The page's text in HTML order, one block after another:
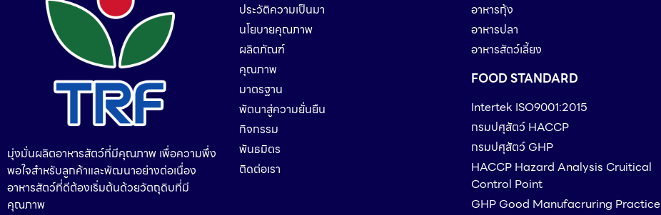
มุ่งมั่นผลิตอาหารสัตว์ที่มีคุณภาพ เพื่อความพึ่ง
พอใจสำหรับลูกค้าและพัฒนาอย่างต่อเนื่อง
อาหารสัตว์ที่ดีต้องเริ่มต้นด้วยวัตถุดิบที่มี
คุณภาพ
ประวัติความเป็นมา
นโยบายคุณภาพ
ผลิตภัณฑ์
คุณภาพ
มาตรฐาน
พัตนาสู่ความยั่นยืน
กิจกรรม
พันธมิตร
ติดต่อเรา
อาหารกุ้ง
อาหารปลา
อาหารสัตว์เลี้ยง
FOOD STANDARD
Intertek ISO9001:2015
กรมปศุสัตว์ HACCP
กรมปศุสัตว์ GHP
HACCP Hazard Analysis Cruitical
Control Point
GHP Good Manufacruring Practice